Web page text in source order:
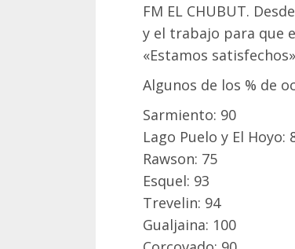
FM EL CHUBUT.
y el trabajo para que
«Estamos
Algunos de los % de
Sarmiento: 90
Lago Puelo y El Hoyo:
Rawson: 75
Esquel: 93
Trevelin: 94
Gualjaina: 100